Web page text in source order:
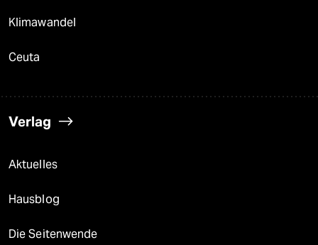
Klimawandel
Ceuta
Verlag
Aktuelles
Hausblog
Die Seitenwende